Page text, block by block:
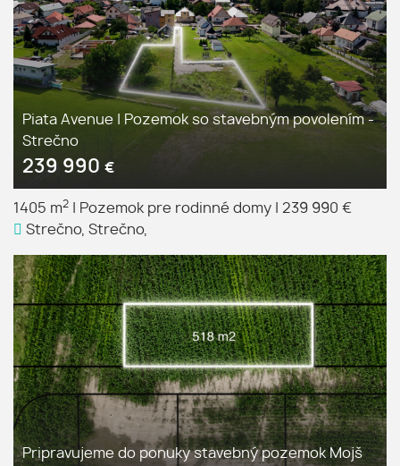
Piata Avenue | Pozemok so stavebným povolením -
Strečno
239 990 €
1405 m2 Pozemok pre rodinné domy
239 990 €
Strečno, Strečno,
Pripravujeme do ponuky stavebný pozemok Mojš